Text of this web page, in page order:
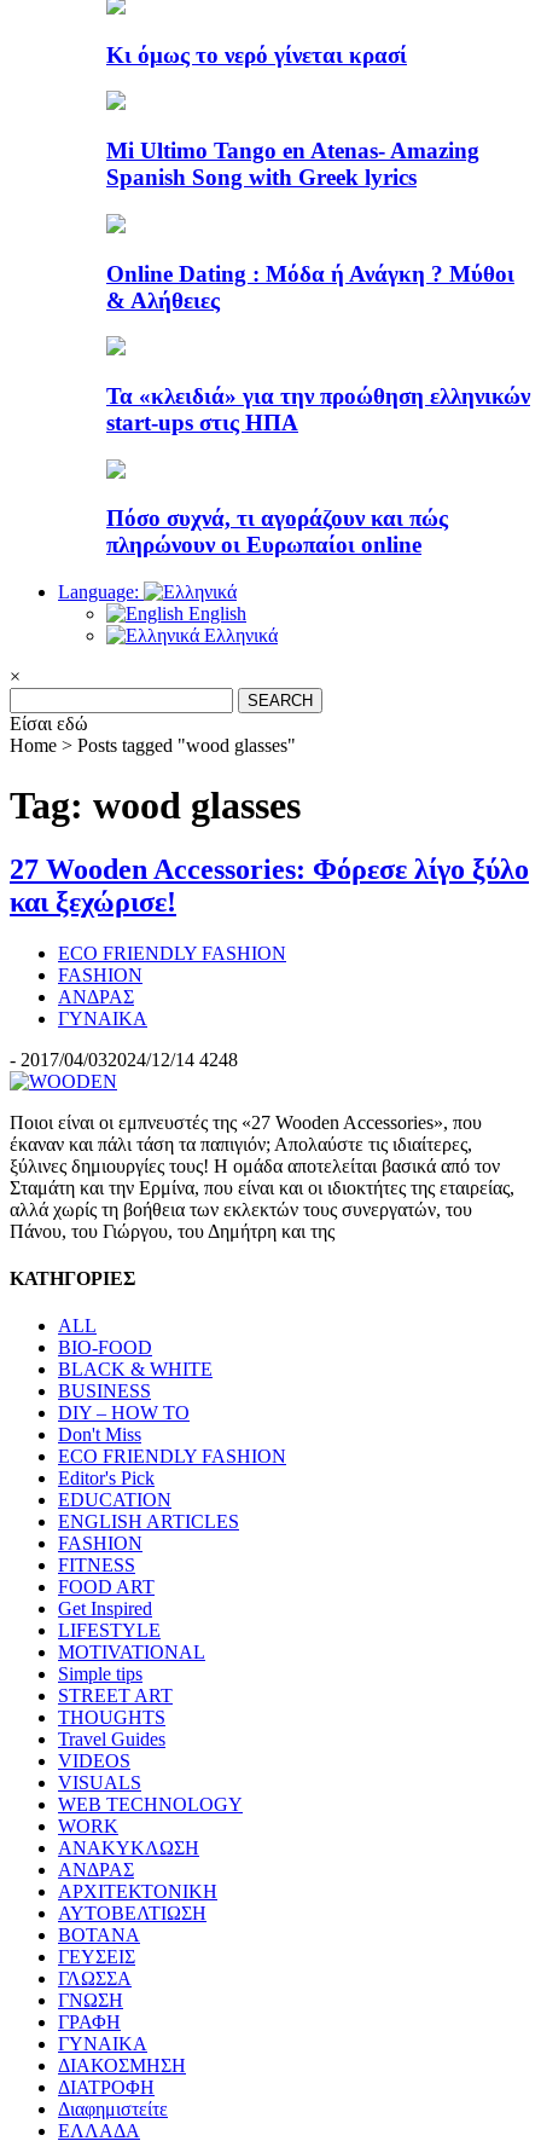
Κι όμως το νερό γίνεται κρασί
Mi Ultimo Tango en Atenas- Amazing
Spanish Song with Greek lyrics
Online Dating : Μόδα ή Ανάγκη ? Μύθοι
& Αλήθειες
Τα «κλειδιά» για την προώθηση ελληνικών
start-ups στις ΗΠΑ
Πόσο συχνά, τι αγοράζουν και πώς
πληρώνουν οι Ευρωπαίοι online
Language:
English
Ελληνικά
×
for:
Είσαι εδώ
Home > Posts tagged "wood glasses"
Tag: wood glasses
27 Wooden Accessories: Φόρεσε λίγο ξύλο
και ξεχώρισε!
ECO FRIENDLY FASHION
FASHION
ΑΝΔΡΑΣ
ΓΥΝΑΙΚΑ
- 2017/04/032024/12/14 4248
Ποιοι είναι οι εμπνευστές της «27 Wooden Accessories», που
έκαναν και πάλι τάση τα παπιγιόν; Απολαύστε τις ιδιαίτερες,
ξύλινες δημιουργίες τους! Η ομάδα αποτελείται βασικά από τον
Σταμάτη και την Ερμίνα, που είναι και οι ιδιοκτήτες της εταιρείας,
αλλά χωρίς τη βοήθεια των εκλεκτών τους συνεργατών, του
Πάνου, του Γιώργου, του Δημήτρη και της
ΚΑΤΗΓΟΡΙΕΣ
ALL
BIO-FOOD
BLACK & WHITE
BUSINESS
DIY – HOW TO
Don't Miss
ECO FRIENDLY FASHION
Editor's Pick
EDUCATION
ENGLISH ARTICLES
FASHION
FITNESS
FOOD ART
Get Inspired
LIFESTYLE
MOTIVATIONAL
Simple tips
STREET ART
THOUGHTS
Travel Guides
VIDEOS
VISUALS
WEB TECHNOLOGY
WORK
ΑΝΑΚΥΚΛΩΣΗ
ΑΝΔΡΑΣ
ΑΡΧΙΤΕΚΤΟΝΙΚΗ
ΑΥΤΟΒΕΛΤΙΩΣΗ
ΒΟΤΑΝΑ
ΓΕΥΣΕΙΣ
ΓΛΩΣΣΑ
ΓΝΩΣΗ
ΓΡΑΦΗ
ΓΥΝΑΙΚΑ
ΔΙΑΚΟΣΜΗΣΗ
ΔΙΑΤΡΟΦΗ
Διαφημιστείτε
ΕΛΛΑΔΑ